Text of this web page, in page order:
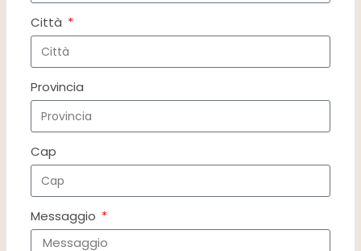
Città
Provincia
Cap
Messaggio